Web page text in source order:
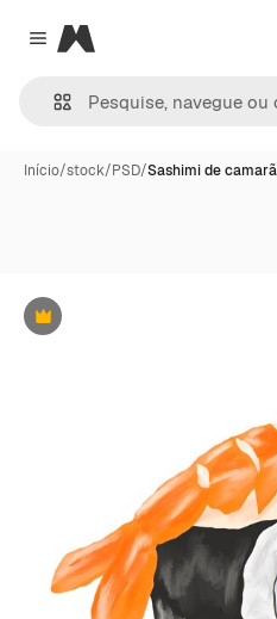
Close menu
Magnific
Início/stock/PSD/Sashimi de
Premium